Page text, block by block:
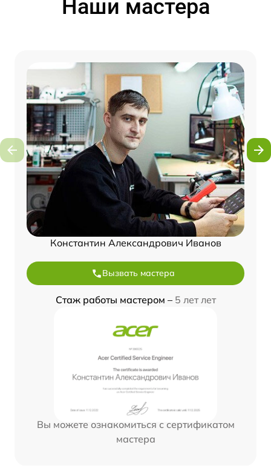
Наши мастера
Константин Александрович Иванов
Вызвать мастера
Стаж работы мастером – 5 лет лет
Вы можете ознакомиться с сертификатом
мастера